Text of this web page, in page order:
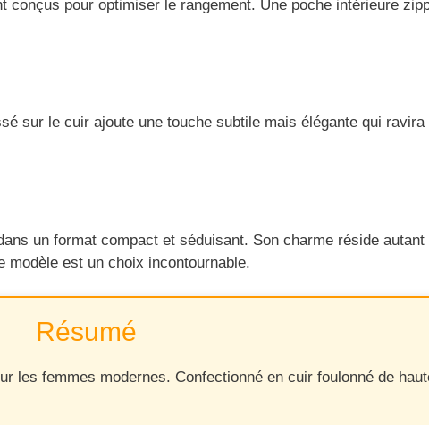
pour optimiser le rangement. Une poche intérieure
sur le cuir ajoute une touche subtile mais élégante qui
un format compact et séduisant. Son charme réside
modèle est un choix incontournable.
Résumé
les femmes modernes. Confectionné en cuir foulonné de